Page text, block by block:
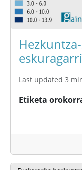
Last updated 3
Etiketa